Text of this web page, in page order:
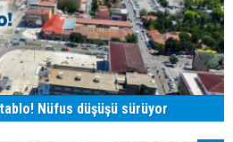
Nüfus düşüşü sürüyor